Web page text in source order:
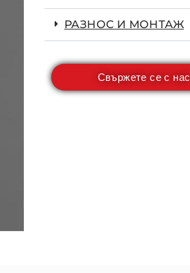
РАЗНОС И МОНТАЖ
Свържете се с нас